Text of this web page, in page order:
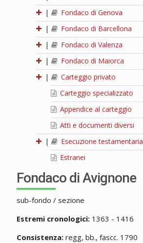
|
Fondaco di Genova
|
Fondaco di Barcellona
|
Fondaco di Valenza
|
Fondaco di Maiorca
|
Carteggio privato
Carteggio specializzato
Appendice al carteggio
Atti e documenti diversi
|
Esecuzione testamentaria
Estranei
Fondaco di Avignone
sub-fondo / sezione
Estremi cronologici:1363 - 1416
Consistenza:regg, bb., fascc. 1790